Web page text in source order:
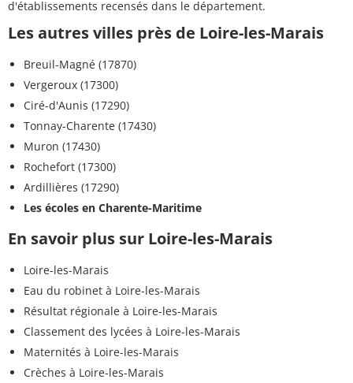
d'établissements recensés dans le département.
Les autres villes près de Loire-les-Marais
Breuil-Magné (17870)
Vergeroux (17300)
Ciré-d'Aunis (17290)
Tonnay-Charente (17430)
Muron (17430)
Rochefort (17300)
Ardillières (17290)
Les écoles en Charente-Maritime
En savoir plus sur Loire-les-Marais
Loire-les-Marais
Eau du robinet à Loire-les-Marais
Résultat régionale à Loire-les-Marais
Classement des lycées à Loire-les-Marais
Maternités à Loire-les-Marais
Crèches à Loire-les-Marais